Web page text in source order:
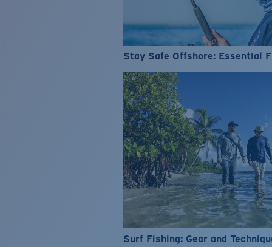
Stay Safe Offshore: Essential
Surf Fishing: Gear and